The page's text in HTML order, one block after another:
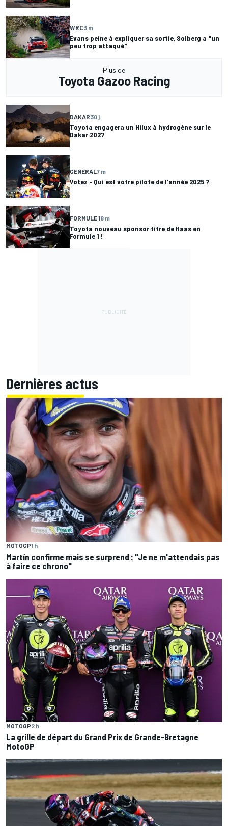
WRC3 m
Evans peine à expliquer sa sortie, Solberg a "un
peu trop attaqué"
Plus de
Toyota Gazoo Racing
DAKAR30 j
Toyota engagera un Hilux à hydrogène sur le
Dakar 2027
GENERAL7 m
Votez - Qui est votre pilote de l'année 2025 ?
FORMULE 18 m
Toyota nouveau sponsor titre de Haas en
Formule 1 !
Dernières actus
MOTOGP1 h
Martín confirme mais se surprend : "Je ne m'attendais pas
à faire ce chrono"
MOTOGP2 h
La grille de départ du Grand Prix de Grande-Bretagne
MotoGP